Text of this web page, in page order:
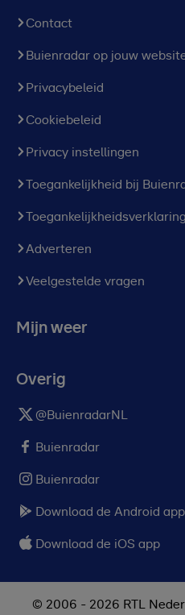
Contact
Buienradar op jouw
Privacybeleid
Cookiebeleid
Privacy instellingen
Toegankelijkheid bij
Toegankelijkheidsverklaring
Adverteren
Veelgestelde vragen
Mijn weer
Overig
@BuienradarNL
Buienradar
Buienradar
Download de Android app
Download de iOS app
© 2006 - 2026 RTL